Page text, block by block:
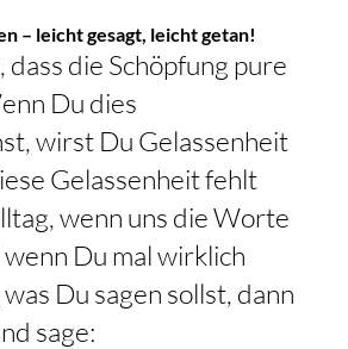
– leicht gesagt, leicht getan!
dass die Schöpfung pure
Du dies
wirst Du Gelassenheit
Gelassenheit fehlt
wenn uns die Worte
Du mal wirklich
Du sagen sollst, dann
sage: